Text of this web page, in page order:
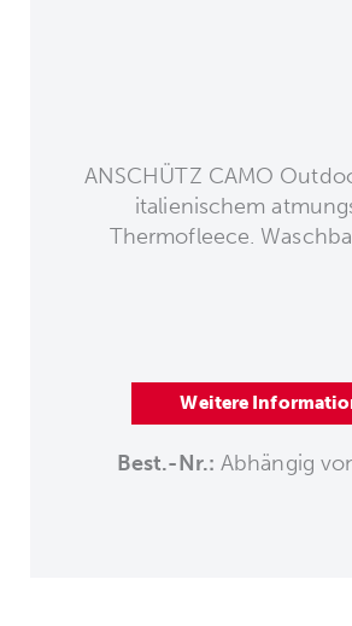
ANSCHÜTZ CAMO
italienischem
Thermofleece.
Weitere
Best.-Nr.: Abhängig